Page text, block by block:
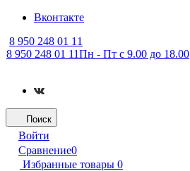
Вконтакте
8 950 248 01 11
8 950 248 01 11Пн - Пт с 9.00 до 18.00
Поиск
Войти
Сравнение0
Избранные товары 0